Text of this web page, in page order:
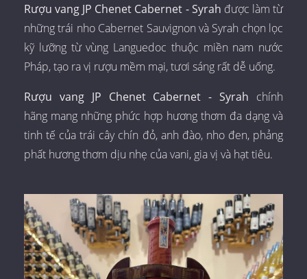
Rượu vang JP Chenet Cabernet - Syrah được làm từ
những trái nho Cabernet Sauvignon và Syrah chọn lọc
kỹ lưỡng từ vùng Languedoc thuộc miền nam nước
Pháp, tạo ra vị rượu mềm mại, tươi sáng rất dễ uống.
Rượu vang JP Chenet Cabernet - Syrah chính
hãng mang những phức hợp hương thơm đa dạng và
tinh tế của trái cây chín đỏ, anh đào, nho đen, phảng
phất hương thơm dịu nhẹ của vani, gia vị và hạt tiêu.